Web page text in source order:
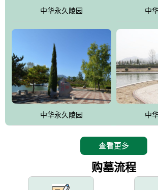
中华永久陵园 中
中华永久陵园 中
查看更多
购墓流程